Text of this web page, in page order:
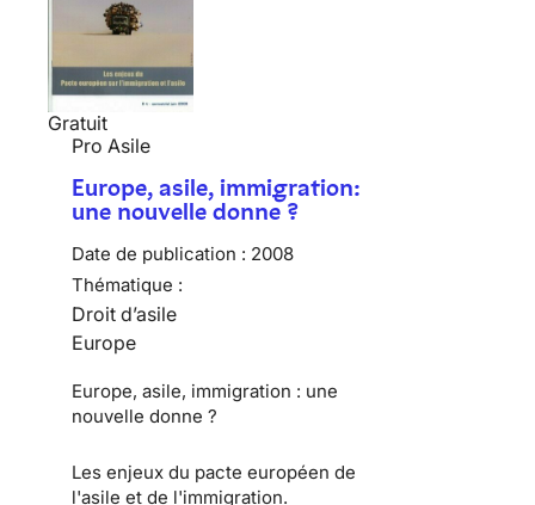
Gratuit
Pro Asile
Europe, asile, immigration:
une nouvelle donne ?
Date de publication : 2008
Thématique :
Droit d’asile
Europe
Europe, asile, immigration : une
nouvelle donne ?
Les enjeux du pacte européen de
l'asile et de l'immigration.